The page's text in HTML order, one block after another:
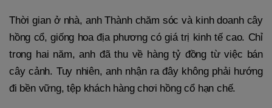
Thời gian ở nhà, anh Thành chăm sóc và kinh doanh cây
hồng cổ, giống hoa địa phương có giá trị kinh tế cao. Chỉ
trong hai năm, anh đã thu về hàng tỷ đồng từ việc bán
cây cảnh. Tuy nhiên, anh nhận ra đây không phải hướng
đi bền vững, tệp khách hàng chơi hồng cổ hạn chế.